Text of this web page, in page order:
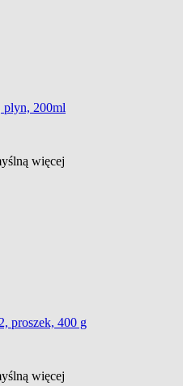
200ml
więcej
proszek, 400 g
więcej